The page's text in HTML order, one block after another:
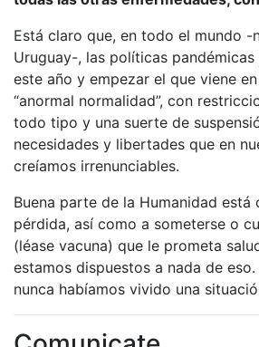
Está claro que, en todo el mundo -
Uruguay-, las políticas
este año y empezar el que viene
“anormal normalidad”, con
todo tipo y una suerte de
necesidades y libertades que en
creíamos irrenunciables.
Buena parte de la Humanidad está
pérdida, así como a someterse o
(léase vacuna) que le prometa
estamos dispuestos a nada de
nunca habíamos vivido una